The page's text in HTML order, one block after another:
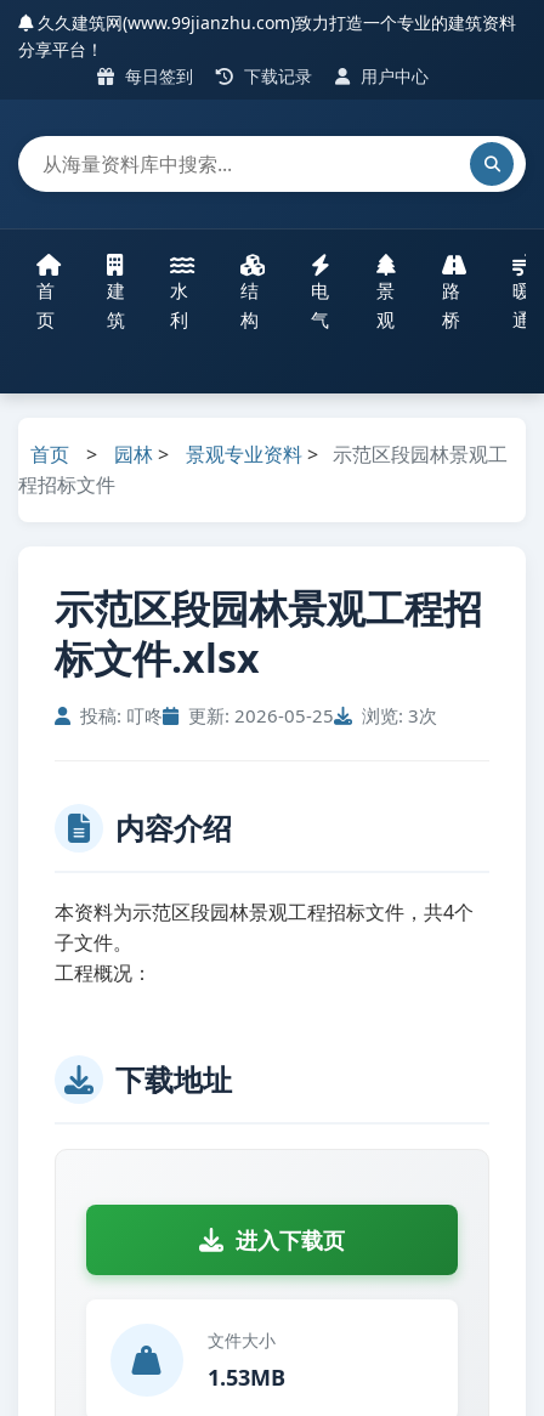
久久建筑网(www.99jianzhu.com)致力打造一个专业的建筑资料
分享平台！
每日签到
下载记录 用户中心
首
页
建
筑
水
利
结
构
电
气
景
观
路
桥
暖
通
首页 > 园林> 景观专业资料> 示范区段园林景观工
程招标文件
示范区段园林景观工程招
标文件.xlsx
投稿: 叮咚 更新: 2026-05-25 浏览: 3次
内容介绍
本资料为示范区段园林景观工程招标文件，共4个
子文件。
工程概况：
下载地址
进入下载页
文件大小
1.53MB